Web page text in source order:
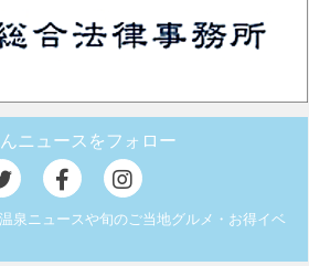
ニュースをフォロー
泉ニュースや旬のご当地グルメ・お得イベ